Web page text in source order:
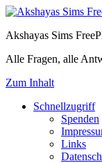
Akshayas Sims
Alle Fragen, alle
Zum Inhalt
Schnellzugriff
Spenden
Links